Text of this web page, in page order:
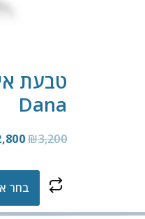
טבעת
Dana
₪3,200
בחר